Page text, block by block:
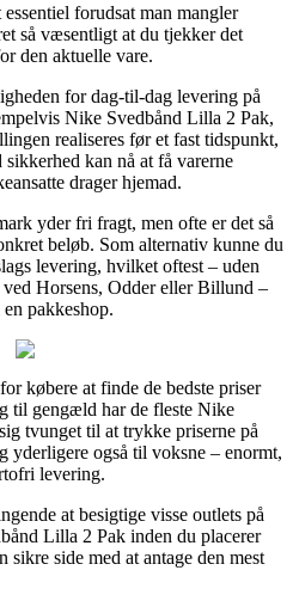
forudsat man mangler
så væsentligt at du tjekker det
den aktuelle vare.
for dag-til-dag levering på
Nike Svedbånd Lilla 2 Pak,
realiseres før et fast tidspunkt,
kan nå at få varerne
drager hjemad.
yder fri fragt, men ofte er det så
beløb. Som alternativ kunne du
levering, hvilket oftest – uden
Horsens, Odder eller Billund –
pakkeshop.
købere at finde de bedste priser
til gengæld har de fleste Nike
tvunget til at trykke priserne på
yderligere også til voksne – enormt,
levering.
at besigtige visse outlets på
Lilla 2 Pak inden du placerer
sikre side med at antage den mest